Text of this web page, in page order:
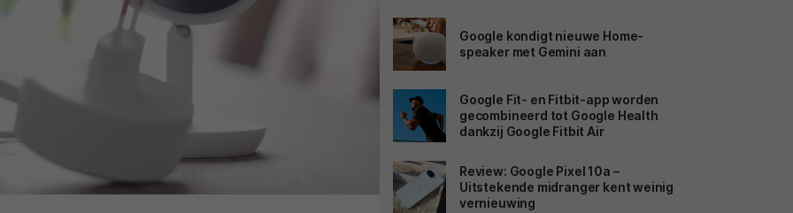
Google kondigt nieuwe Home-
speaker met Gemini aan
Google Fit- en Fitbit-app worden
gecombineerd tot Google Health
dankzij Google Fitbit Air
Review: Google Pixel 10a –
Uitstekende midranger kent weinig
vernieuwing